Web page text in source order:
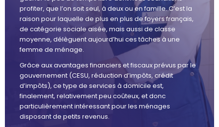
profiter, que l’on soit seul, à deux ou en famille. C’est la
raison pour laquelle de plus en plus de foyers français,
de catégorie sociale aisée, mais aussi de classe
moyenne, délèguent aujourd’hui ces tâches à une
femme de ménage.
Grâce aux avantages financiers et fiscaux prévus par le
gouvernement (CESU, réduction d’impôts, crédit
d’impôts), ce type de services à domicile est,
finalement, relativement peu coûteux, et donc
particulièrement intéressant pour les ménages
disposant de petits revenus.